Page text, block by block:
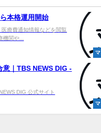
本格運用開始
療費通知情報などを閲覧
関や...
｜TBS NEWS DIG -
DIG 公式サイト